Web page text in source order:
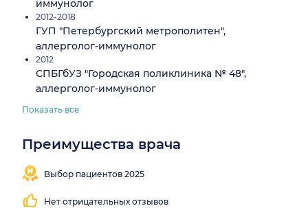
иммунолог
2012-2018
ГУП "Петербургский метрополитен",
аллерголог-иммунолог
2012
СПБГбУЗ "Городская поликлиника № 48",
аллерголог-иммунолог
Показать все
Преимущества врача
Выбор пациентов 2025
Нет отрицательных отзывов
в 2 районах
Близко
метро